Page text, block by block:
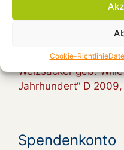
Cookie-Richtlinie
Aug. 22, 18:00
Ort:
Aug. 23, 18:00Film:
Weizsäcker geb.
Jahrhundert“ D
Spendenkonto